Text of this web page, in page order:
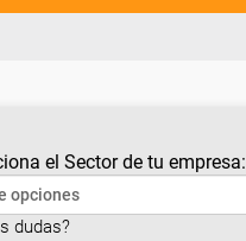
el Sector de tu empresa:
dudas?